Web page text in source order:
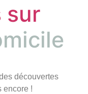
sur
découvertes
encore !